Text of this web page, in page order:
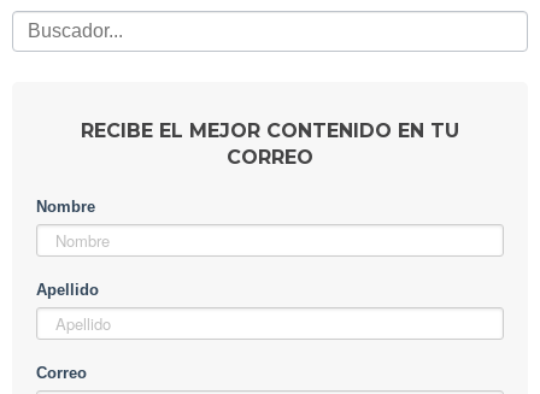
RECIBE EL MEJOR CONTENIDO EN TU
CORREO